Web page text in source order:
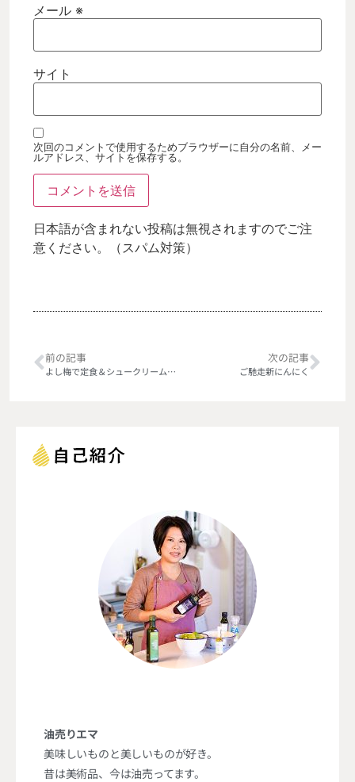
メール ※
サイト
次回のコメントで使用するためブラウザーに自分の名前、メー
ルアドレス、サイトを保存する。
日本語が含まれない投稿は無視されますのでご注
意ください。（スパム対策）
前の記事
よし梅で定食＆シュークリーム【人形町】
次の記事
ご馳走新にんにく
油売りエマ
美味しいものと美しいものが好き。
昔は美術品、今は油売ってます。